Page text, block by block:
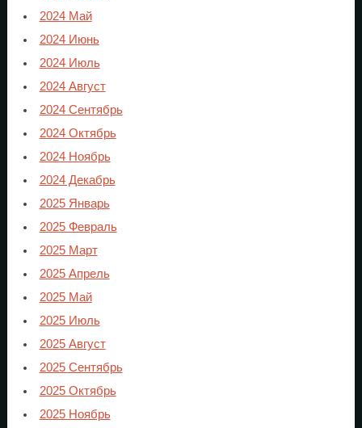
2024 Май
2024 Июнь
2024 Июль
2024 Август
2024 Сентябрь
2024 Октябрь
2024 Ноябрь
2024 Декабрь
2025 Январь
2025 Февраль
2025 Март
2025 Апрель
2025 Май
2025 Июль
2025 Август
2025 Сентябрь
2025 Октябрь
2025 Ноябрь